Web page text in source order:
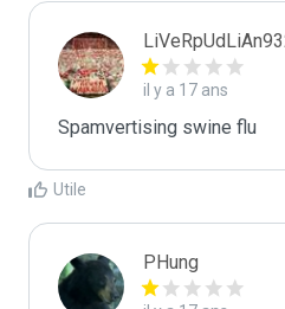
il y a 17 ans
Spamvertising swine flu
Utile
PHung